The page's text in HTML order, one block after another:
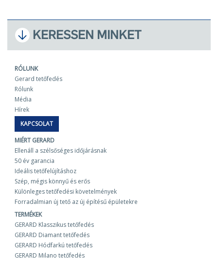
KERESSEN MINKET
RÓLUNK
Gerard tetőfedés
Rólunk
Média
Hírek
KAPCSOLAT
MIÉRT GERARD
Ellenáll a szélsőséges időjárásnak
50 év garancia
Ideális tetőfelújításhoz
Szép, mégis könnyű és erős
Különleges tetőfedési követelmények
Forradalmian új tető az új építésű épületekre
TERMÉKEK
GERARD Klasszikus tetőfedés
GERARD Diamant tetőfedés
GERARD Hódfarkú tetőfedés
GERARD Milano tetőfedés